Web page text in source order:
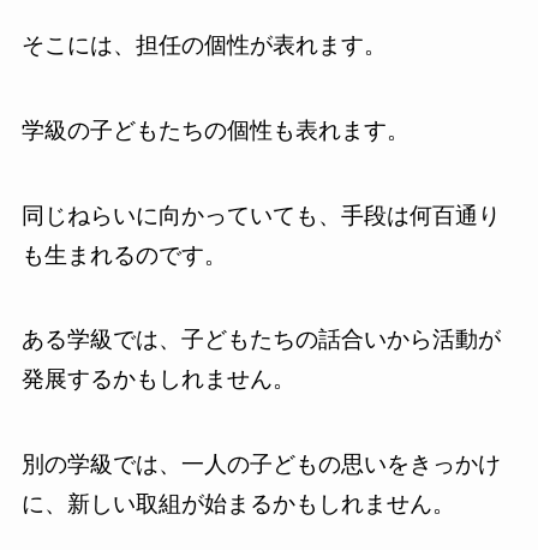
そこには、担任の個性が表れます。
学級の子どもたちの個性も表れます。
同じねらいに向かっていても、手段は何百通り
も生まれるのです。
ある学級では、子どもたちの話合いから活動が
発展するかもしれません。
別の学級では、一人の子どもの思いをきっかけ
に、新しい取組が始まるかもしれません。